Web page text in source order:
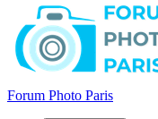
Forum Photo Paris